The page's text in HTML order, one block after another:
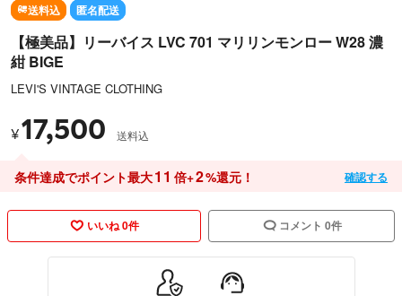
送料込 匿名配送
【極美品】リーバイス LVC 701 マリリンモンロー W28 濃
紺 BIGE
LEVI'S VINTAGE CLOTHING
¥17,500 送料込
条件達成でポイント最大11 倍+2%還元！ 確認する
いいね 0件 コメント 0件